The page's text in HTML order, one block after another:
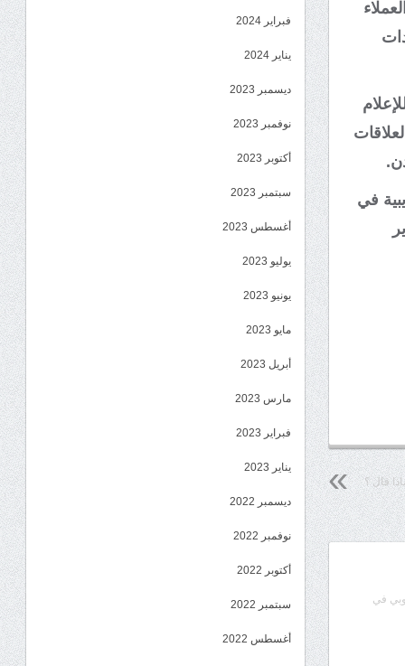
في
قال ؟
في
فبراير 2024
يناير 2024
ديسمبر 2023
نوفمبر 2023
أكتوبر 2023
سبتمبر 2023
أغسطس 2023
يوليو 2023
يونيو 2023
مايو 2023
أبريل 2023
مارس 2023
فبراير 2023
يناير 2023
ديسمبر 2022
نوفمبر 2022
أكتوبر 2022
سبتمبر 2022
أغسطس 2022